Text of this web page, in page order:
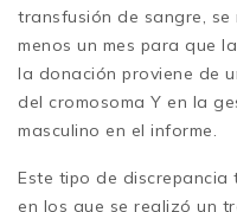
transfusión de sangre, se
menos un mes para que
la donación proviene de
del cromosoma Y en la
masculino en el informe.
Este tipo de discrepancia
en los que se realizó un